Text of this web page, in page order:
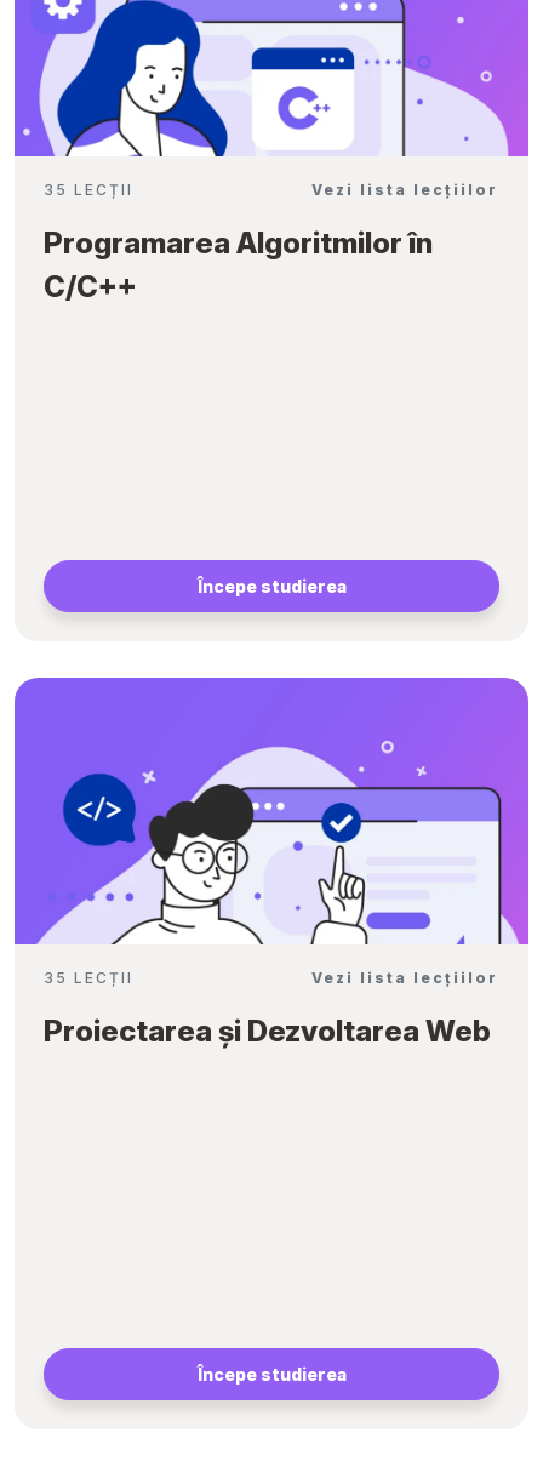
35 LECȚII Vezi lista lecțiilor
Programarea Algoritmilor în
C/C++
Începe studierea
35 LECȚII Vezi lista lecțiilor
Proiectarea și Dezvoltarea Web
Începe studierea